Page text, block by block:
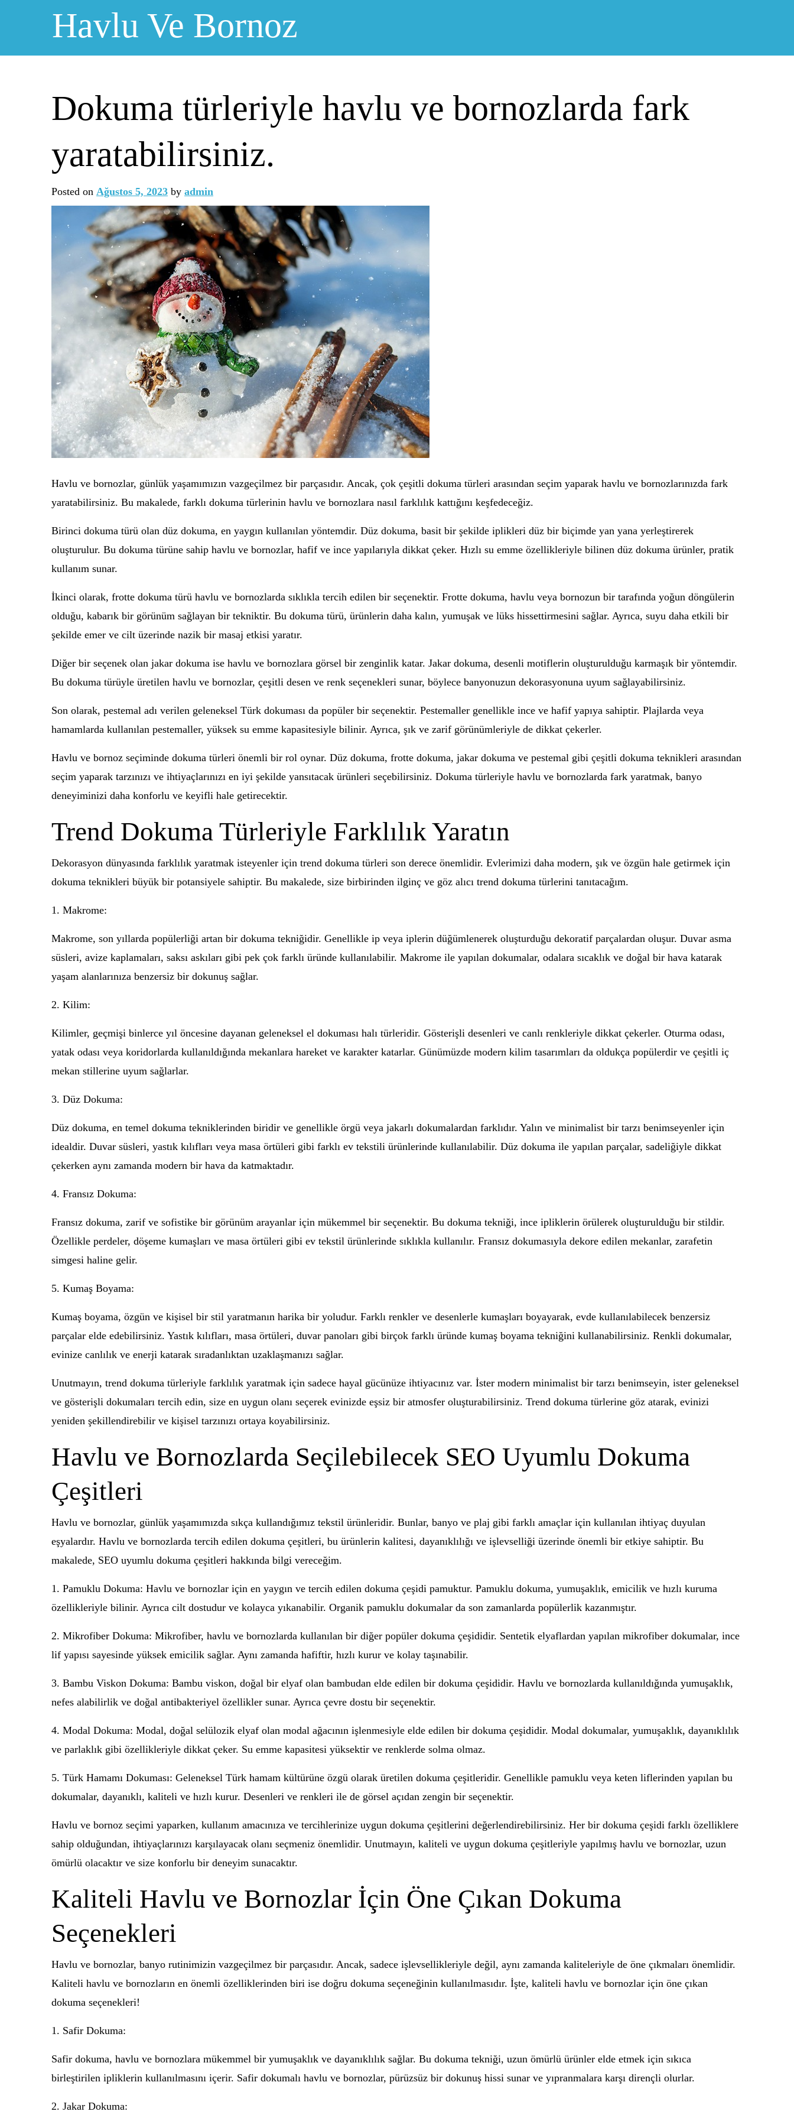
Havlu Ve Bornoz
Dokuma türleriyle havlu ve bornozlarda fark
yaratabilirsiniz.
Posted on Ağustos 5, 2023 by admin
Havlu ve bornozlar, günlük yaşamımızın vazgeçilmez bir parçasıdır. Ancak, çok çeşitli dokuma türleri arasından seçim yaparak havlu ve bornozlarınızda fark
yaratabilirsiniz. Bu makalede, farklı dokuma türlerinin havlu ve bornozlara nasıl farklılık kattığını keşfedeceğiz.
Birinci dokuma türü olan düz dokuma, en yaygın kullanılan yöntemdir. Düz dokuma, basit bir şekilde iplikleri düz bir biçimde yan yana yerleştirerek
oluşturulur. Bu dokuma türüne sahip havlu ve bornozlar, hafif ve ince yapılarıyla dikkat çeker. Hızlı su emme özellikleriyle bilinen düz dokuma ürünler, pratik
kullanım sunar.
İkinci olarak, frotte dokuma türü havlu ve bornozlarda sıklıkla tercih edilen bir seçenektir. Frotte dokuma, havlu veya bornozun bir tarafında yoğun döngülerin
olduğu, kabarık bir görünüm sağlayan bir tekniktir. Bu dokuma türü, ürünlerin daha kalın, yumuşak ve lüks hissettirmesini sağlar. Ayrıca, suyu daha etkili bir
şekilde emer ve cilt üzerinde nazik bir masaj etkisi yaratır.
Diğer bir seçenek olan jakar dokuma ise havlu ve bornozlara görsel bir zenginlik katar. Jakar dokuma, desenli motiflerin oluşturulduğu karmaşık bir yöntemdir.
Bu dokuma türüyle üretilen havlu ve bornozlar, çeşitli desen ve renk seçenekleri sunar, böylece banyonuzun dekorasyonuna uyum sağlayabilirsiniz.
Son olarak, pestemal adı verilen geleneksel Türk dokuması da popüler bir seçenektir. Pestemaller genellikle ince ve hafif yapıya sahiptir. Plajlarda veya
hamamlarda kullanılan pestemaller, yüksek su emme kapasitesiyle bilinir. Ayrıca, şık ve zarif görünümleriyle de dikkat çekerler.
Havlu ve bornoz seçiminde dokuma türleri önemli bir rol oynar. Düz dokuma, frotte dokuma, jakar dokuma ve pestemal gibi çeşitli dokuma teknikleri arasından
seçim yaparak tarzınızı ve ihtiyaçlarınızı en iyi şekilde yansıtacak ürünleri seçebilirsiniz. Dokuma türleriyle havlu ve bornozlarda fark yaratmak, banyo
deneyiminizi daha konforlu ve keyifli hale getirecektir.
Trend Dokuma Türleriyle Farklılık Yaratın
Dekorasyon dünyasında farklılık yaratmak isteyenler için trend dokuma türleri son derece önemlidir. Evlerimizi daha modern, şık ve özgün hale getirmek için
dokuma teknikleri büyük bir potansiyele sahiptir. Bu makalede, size birbirinden ilginç ve göz alıcı trend dokuma türlerini tanıtacağım.
1. Makrome:
Makrome, son yıllarda popülerliği artan bir dokuma tekniğidir. Genellikle ip veya iplerin düğümlenerek oluşturduğu dekoratif parçalardan oluşur. Duvar asma
süsleri, avize kaplamaları, saksı askıları gibi pek çok farklı üründe kullanılabilir. Makrome ile yapılan dokumalar, odalara sıcaklık ve doğal bir hava katarak
yaşam alanlarınıza benzersiz bir dokunuş sağlar.
2. Kilim:
Kilimler, geçmişi binlerce yıl öncesine dayanan geleneksel el dokuması halı türleridir. Gösterişli desenleri ve canlı renkleriyle dikkat çekerler. Oturma odası,
yatak odası veya koridorlarda kullanıldığında mekanlara hareket ve karakter katarlar. Günümüzde modern kilim tasarımları da oldukça popülerdir ve çeşitli iç
mekan stillerine uyum sağlarlar.
3. Düz Dokuma:
Düz dokuma, en temel dokuma tekniklerinden biridir ve genellikle örgü veya jakarlı dokumalardan farklıdır. Yalın ve minimalist bir tarzı benimseyenler için
idealdir. Duvar süsleri, yastık kılıfları veya masa örtüleri gibi farklı ev tekstili ürünlerinde kullanılabilir. Düz dokuma ile yapılan parçalar, sadeliğiyle dikkat
çekerken aynı zamanda modern bir hava da katmaktadır.
4. Fransız Dokuma:
Fransız dokuma, zarif ve sofistike bir görünüm arayanlar için mükemmel bir seçenektir. Bu dokuma tekniği, ince ipliklerin örülerek oluşturulduğu bir stildir.
Özellikle perdeler, döşeme kumaşları ve masa örtüleri gibi ev tekstil ürünlerinde sıklıkla kullanılır. Fransız dokumasıyla dekore edilen mekanlar, zarafetin
simgesi haline gelir.
5. Kumaş Boyama:
Kumaş boyama, özgün ve kişisel bir stil yaratmanın harika bir yoludur. Farklı renkler ve desenlerle kumaşları boyayarak, evde kullanılabilecek benzersiz
parçalar elde edebilirsiniz. Yastık kılıfları, masa örtüleri, duvar panoları gibi birçok farklı üründe kumaş boyama tekniğini kullanabilirsiniz. Renkli dokumalar,
evinize canlılık ve enerji katarak sıradanlıktan uzaklaşmanızı sağlar.
Unutmayın, trend dokuma türleriyle farklılık yaratmak için sadece hayal gücünüze ihtiyacınız var. İster modern minimalist bir tarzı benimseyin, ister geleneksel
ve gösterişli dokumaları tercih edin, size en uygun olanı seçerek evinizde eşsiz bir atmosfer oluşturabilirsiniz. Trend dokuma türlerine göz atarak, evinizi
yeniden şekillendirebilir ve kişisel tarzınızı ortaya koyabilirsiniz.
Havlu ve Bornozlarda Seçilebilecek SEO Uyumlu Dokuma
Çeşitleri
Havlu ve bornozlar, günlük yaşamımızda sıkça kullandığımız tekstil ürünleridir. Bunlar, banyo ve plaj gibi farklı amaçlar için kullanılan ihtiyaç duyulan
eşyalardır. Havlu ve bornozlarda tercih edilen dokuma çeşitleri, bu ürünlerin kalitesi, dayanıklılığı ve işlevselliği üzerinde önemli bir etkiye sahiptir. Bu
makalede, SEO uyumlu dokuma çeşitleri hakkında bilgi vereceğim.
1. Pamuklu Dokuma: Havlu ve bornozlar için en yaygın ve tercih edilen dokuma çeşidi pamuktur. Pamuklu dokuma, yumuşaklık, emicilik ve hızlı kuruma
özellikleriyle bilinir. Ayrıca cilt dostudur ve kolayca yıkanabilir. Organik pamuklu dokumalar da son zamanlarda popülerlik kazanmıştır.
2. Mikrofiber Dokuma: Mikrofiber, havlu ve bornozlarda kullanılan bir diğer popüler dokuma çeşididir. Sentetik elyaflardan yapılan mikrofiber dokumalar, ince
lif yapısı sayesinde yüksek emicilik sağlar. Aynı zamanda hafiftir, hızlı kurur ve kolay taşınabilir.
3. Bambu Viskon Dokuma: Bambu viskon, doğal bir elyaf olan bambudan elde edilen bir dokuma çeşididir. Havlu ve bornozlarda kullanıldığında yumuşaklık,
nefes alabilirlik ve doğal antibakteriyel özellikler sunar. Ayrıca çevre dostu bir seçenektir.
4. Modal Dokuma: Modal, doğal selülozik elyaf olan modal ağacının işlenmesiyle elde edilen bir dokuma çeşididir. Modal dokumalar, yumuşaklık, dayanıklılık
ve parlaklık gibi özellikleriyle dikkat çeker. Su emme kapasitesi yüksektir ve renklerde solma olmaz.
5. Türk Hamamı Dokuması: Geleneksel Türk hamam kültürüne özgü olarak üretilen dokuma çeşitleridir. Genellikle pamuklu veya keten liflerinden yapılan bu
dokumalar, dayanıklı, kaliteli ve hızlı kurur. Desenleri ve renkleri ile de görsel açıdan zengin bir seçenektir.
Havlu ve bornoz seçimi yaparken, kullanım amacınıza ve tercihlerinize uygun dokuma çeşitlerini değerlendirebilirsiniz. Her bir dokuma çeşidi farklı özelliklere
sahip olduğundan, ihtiyaçlarınızı karşılayacak olanı seçmeniz önemlidir. Unutmayın, kaliteli ve uygun dokuma çeşitleriyle yapılmış havlu ve bornozlar, uzun
ömürlü olacaktır ve size konforlu bir deneyim sunacaktır.
Kaliteli Havlu ve Bornozlar İçin Öne Çıkan Dokuma
Seçenekleri
Havlu ve bornozlar, banyo rutinimizin vazgeçilmez bir parçasıdır. Ancak, sadece işlevsellikleriyle değil, aynı zamanda kaliteleriyle de öne çıkmaları önemlidir.
Kaliteli havlu ve bornozların en önemli özelliklerinden biri ise doğru dokuma seçeneğinin kullanılmasıdır. İşte, kaliteli havlu ve bornozlar için öne çıkan
dokuma seçenekleri!
1. Safir Dokuma:
Safir dokuma, havlu ve bornozlara mükemmel bir yumuşaklık ve dayanıklılık sağlar. Bu dokuma tekniği, uzun ömürlü ürünler elde etmek için sıkıca
birleştirilen ipliklerin kullanılmasını içerir. Safir dokumalı havlu ve bornozlar, pürüzsüz bir dokunuş hissi sunar ve yıpranmalara karşı dirençli olurlar.
2. Jakar Dokuma: